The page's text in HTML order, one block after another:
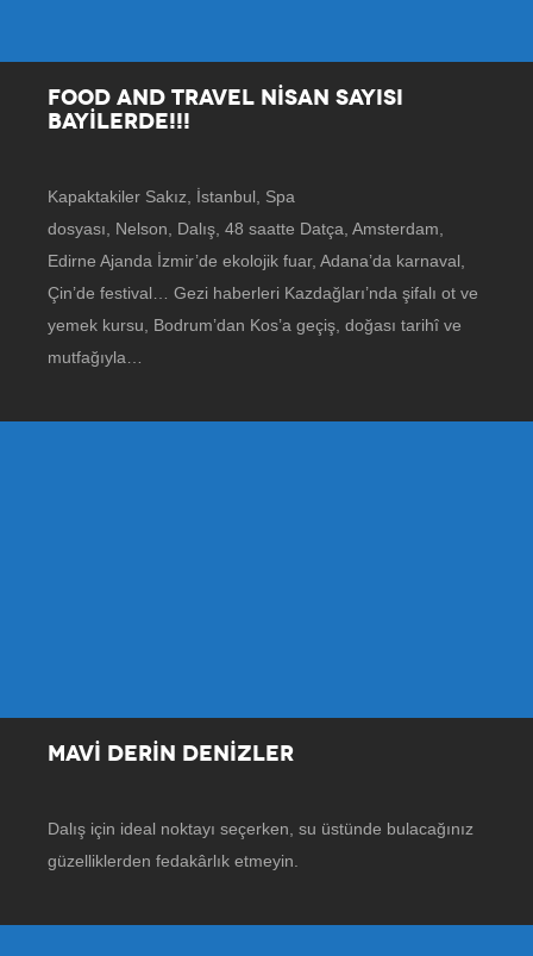
FOOD AND TRAVEL NİSAN SAYISI
BAYİLERDE!!!
Kapaktakiler Sakız, İstanbul, Spa
dosyası, Nelson, Dalış, 48 saatte Datça, Amsterdam,
Edirne Ajanda İzmir’de ekolojik fuar, Adana’da karnaval,
Çin’de festival… Gezi haberleri Kazdağları’nda şifalı ot ve
yemek kursu, Bodrum’dan Kos’a geçiş, doğası tarihî ve
mutfağıyla…
MAVİ DERİN DENİZLER
Dalış için ideal noktayı seçerken, su üstünde bulacağınız
güzelliklerden fedakârlık etmeyin.